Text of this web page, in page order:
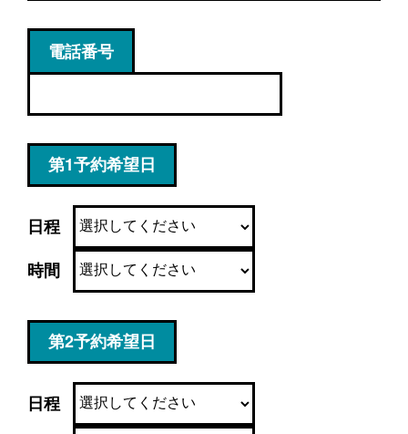
電話番号
第1予約希望日
日程
時間
第2予約希望日
日程